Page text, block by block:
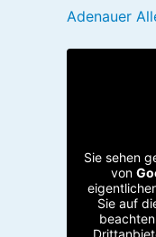
Adenauer
Sie sehen
von
Sie auf